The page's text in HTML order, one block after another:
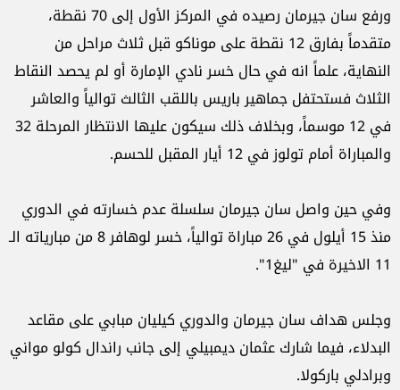
ورفع سان جيرمان رصيده في المركز الأول إلى 70 نقطة،
متقدماً بفارق 12 نقطة على موناكو قبل ثلاث مراحل من
النهاية، علماً انه في حال خسر نادي الإمارة أو لم يحصد النقاط
الثلاث فستحتفل جماهير باريس باللقب الثالث توالياً والعاشر
في 12 موسماً، وبخلاف ذلك سيكون عليها الانتظار المرحلة 32
والمباراة أمام تولوز في 12 أيار المقبل للحسم.
وفي حين واصل سان جيرمان سلسلة عدم خسارته في الدوري
منذ 15 أيلول في 26 مباراة توالياً، خسر لوهافر 8 من مبارياته الـ
11 الاخيرة في "ليغ1".
وجلس هداف سان جيرمان والدوري كيليان مبابي على مقاعد
البدلاء، فيما شارك عثمان ديمبيلي إلى جانب راندال كولو مواني
وبرادلي باركولا.